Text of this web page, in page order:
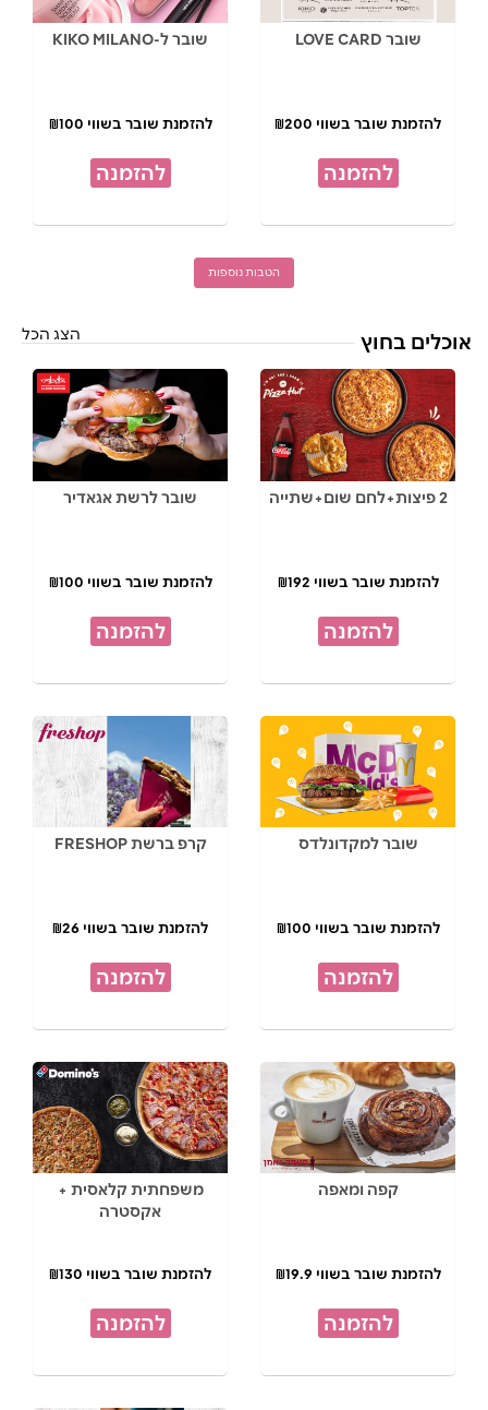
שובר LOVE CARD
להזמנת שובר בשווי ₪200
להזמנה
שובר ל-KIKO MILANO
להזמנת שובר בשווי ₪100
להזמנה
הטבות נוספות
אוכלים בחוץ הצג הכל
2 פיצות+לחם שום+שתייה
להזמנת שובר בשווי ₪192
להזמנה
שובר לרשת אגאדיר
להזמנת שובר בשווי ₪100
להזמנה
שובר למקדונלדס
להזמנת שובר בשווי ₪100
להזמנה
קרפ ברשת FRESHOP
להזמנת שובר בשווי ₪26
להזמנה
קפה ומאפה
להזמנת שובר בשווי ₪19.9
להזמנה
משפחתית קלאסית +
אקסטרה
להזמנת שובר בשווי ₪130
להזמנה